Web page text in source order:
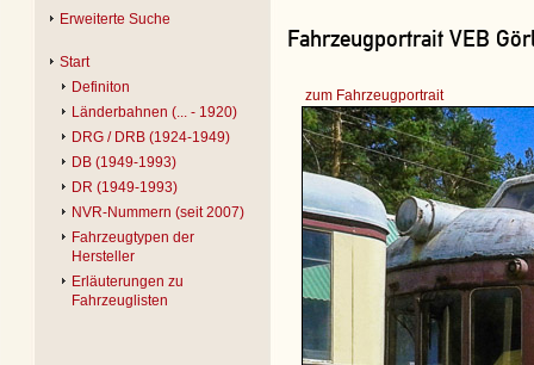
Erweiterte Suche
Start
Definiton
Länderbahnen (... - 1920)
DRG / DRB (1924-1949)
DB (1949-1993)
DR (1949-1993)
NVR-Nummern (seit 2007)
Fahrzeugtypen der
Hersteller
Erläuterungen zu
Fahrzeuglisten
Fahrzeugportrait VEB
zum Fahrzeugportrait